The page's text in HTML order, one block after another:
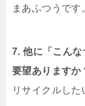
まあふつうです
7. 他に「こん
要望ありますか
リサイクルし